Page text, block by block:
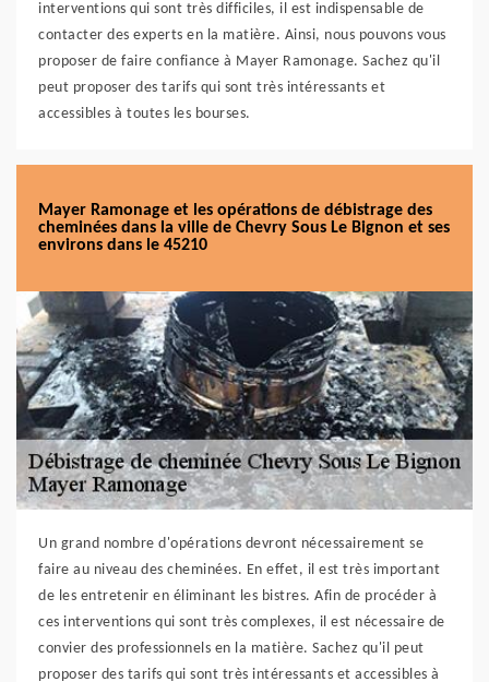
interventions qui sont très difficiles, il est indispensable de
contacter des experts en la matière. Ainsi, nous pouvons vous
proposer de faire confiance à Mayer Ramonage. Sachez qu'il
peut proposer des tarifs qui sont très intéressants et
accessibles à toutes les bourses.
Mayer Ramonage et les opérations de débistrage des
cheminées dans la ville de Chevry Sous Le Bignon et ses
environs dans le 45210
Un grand nombre d'opérations devront nécessairement se
faire au niveau des cheminées. En effet, il est très important
de les entretenir en éliminant les bistres. Afin de procéder à
ces interventions qui sont très complexes, il est nécessaire de
convier des professionnels en la matière. Sachez qu'il peut
proposer des tarifs qui sont très intéressants et accessibles à